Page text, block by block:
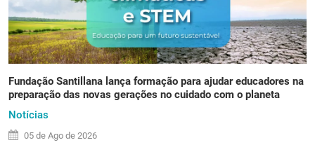
Fundação Santillana lança formação para ajudar educadores na
preparação das novas gerações no cuidado com o planeta
Notícias
05 de Ago de 2026